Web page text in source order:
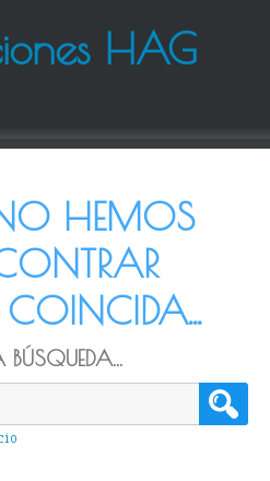
HAG
HEMOS
BÚSQUEDA...